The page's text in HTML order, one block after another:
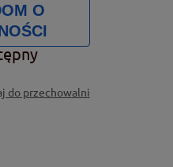
O
do przechowalni